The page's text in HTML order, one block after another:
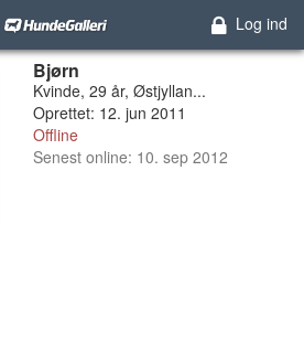
Log ind
Bjørn
Kvinde, 29 år, Østjyllan...
Oprettet: 12. jun 2011
Offline
Senest online: 10. sep 2012